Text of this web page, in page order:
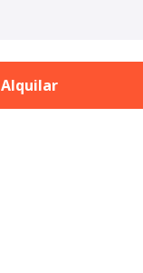
Alquilar